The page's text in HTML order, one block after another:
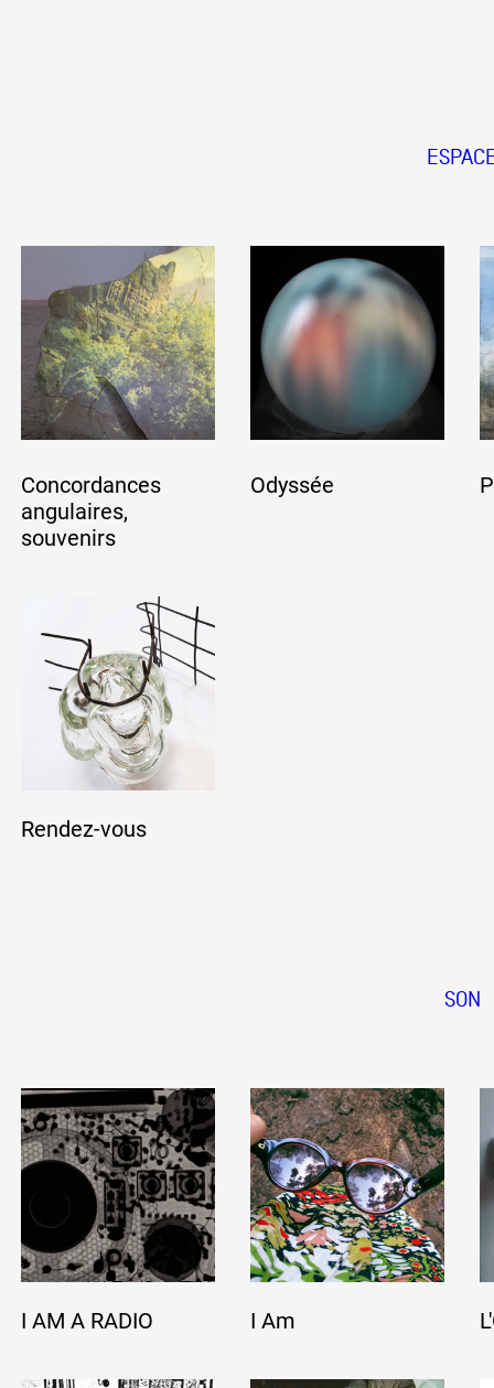
Concordances
angulaires,
souvenirs
Odyssée
Rendez-vous
SON
I AM A RADIO I Am